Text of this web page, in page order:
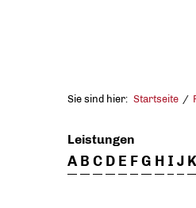
Sie sind hier: Startseite
Leistungen
A B C D E FG H I J K